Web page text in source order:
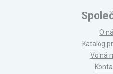
O
Katalog
Volná